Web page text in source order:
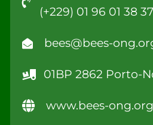
(+229) 01 96 01 38 37
bees@bees-
01BP 2862 Porto-
www.bees-ong.org